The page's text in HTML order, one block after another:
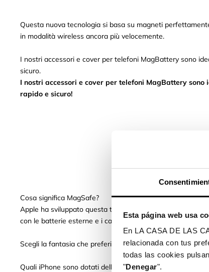
Esta página web usa
En LA CASA DE LAS
relacionada con tus
todas las cookies
"Denegar".
Questa nuova tecnologia si basa su magneti
in modalità wireless ancora più velocemente.
I nostri accessori e cover per telefoni MagBattery sono
sicuro.
I nostri accessori e cover per telefoni MagBattery
rapido e sicuro!
Cosa significa MagSafe?
Apple ha sviluppato questa tecnologia per migliorare la
con le batterie esterne e i caricabatterie compatibili con
Scegli la fantasia che preferisci.
Quali iPhone sono dotati della tecnologia MagSafe?